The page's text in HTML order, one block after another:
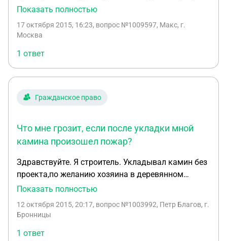
вызовет полицию. Что делать? Какие у меня
музыку в такое время громко? Г. Москва
Показать полностью
17 октября 2015, 16:23, вопрос №1009597, Макс, г.
Москва
1 ответ
Гражданское право
Что мне грозит, если после укладки мной
камина произошел пожар?
Здравствуйте. Я строитель. Укладывал камин без
проекта,по желанию хозяина в деревянном
доме,проверял при собственниках , все было
месяц произошел пожар. Пожарная экспертиза
Показать полностью
12 октября 2015, 20:17, вопрос №1003992, Петр Благов, г.
Бронницы
1 ответ